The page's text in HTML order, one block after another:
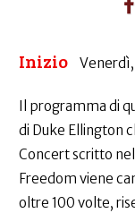
Inizio
Il programma di
di Duke Ellington
Concert scritto nel
Freedom viene
oltre 100 volte,